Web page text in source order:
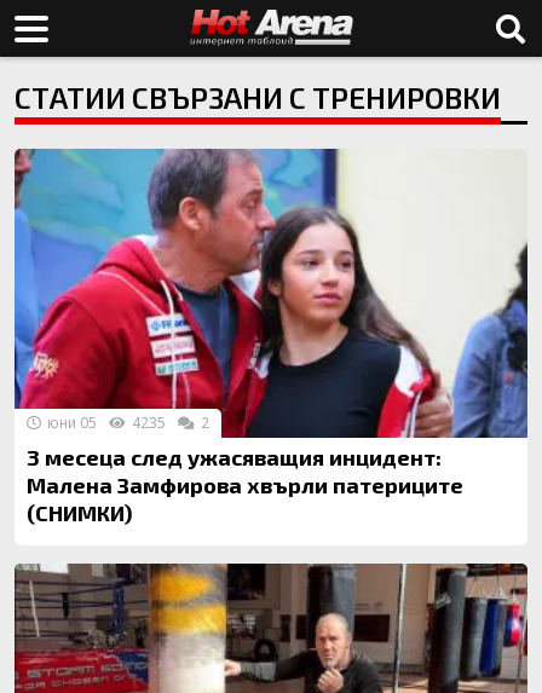
СТАТИИ СВЪРЗАНИ С ТРЕНИРОВКИ
3 месеца след ужасяващия инцидент:
Малена Замфирова хвърли патериците
(СНИМКИ)
юни 05 4235 2